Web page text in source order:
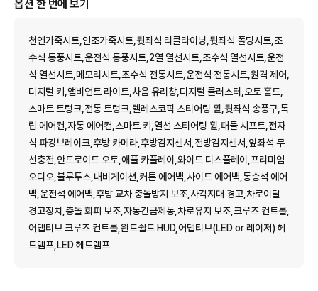
옵션 한 번에 보기
천연가죽시트,인조가죽시트,뒷좌석 리클라이닝,뒷좌석 폴딩시트,조
수석 통풍시트,운전석 통풍시트,2열 열선시트,조수석 열선시트,운전
석 열선시트,메모리시트,조수석 전동시트,운전석 전동시트,원격 제어,
디지털 키,앰비언트 라이트,차음 유리창,디지털 클러스터,오토 홀드,
스마트 트렁크,전동 트렁크,텔레스코픽 스티어링 휠,뒷좌석 송풍구,독
립 에어컨,자동 에어컨,스마트 키,열선 스티어링 휠,패들 시프트,전자
식 파킹브레이크,후방 카메라,후방감지센서,전방감지센서,앞좌석 무
선충전,안드로이드 오토,애플 카플레이,와이드 디스플레이,프리미엄
오디오,블루투스,내비게이션,커튼 에어백,사이드 에어백,동승석 에어
백,운전석 에어백,후방 교차 충돌방지 보조,사각지대 경고,차로이탈
경고장치,충돌 회피 보조,자동긴급제동,차로유지 보조,크루즈 컨트롤,
어댑티브 크루즈 컨트롤,윈드쉴드 HUD,어댑티브(LED or 레이저) 헤
드램프,LED 헤드램프